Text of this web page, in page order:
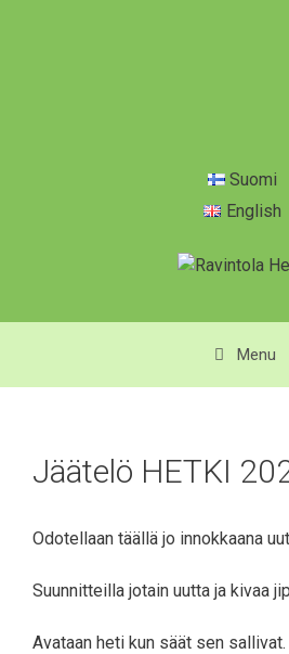
Suomi
English
Menu
Jäätelö HETKI
Odotellaan täällä jo innokkaana
Suunnitteilla jotain uutta ja kivaa
Avataan heti kun säät sen sallivat.